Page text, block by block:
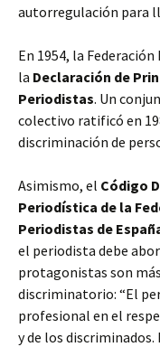
autorregulación para
En 1954, la
la Declaración de
Periodistas. Un
colectivo ratificó en
discriminación de
Asimismo, el Código
Periodística de la
Periodistas de
el periodista debe
protagonistas son
discriminatorio: “El
profesional en el
y de los